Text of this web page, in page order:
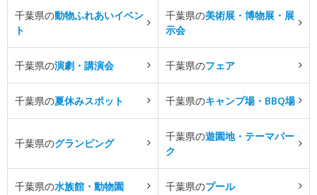
千葉県の動物ふれあいイベン
ト
千葉県の美術展・博物展・展
示会
千葉県の演劇・講演会 千葉県のフェア
千葉県の夏休みスポット 千葉県のキャンプ場・BBQ場
千葉県のグランピング
千葉県の遊園地・テーマパー
ク
千葉県の水族館・動物園 千葉県のプール